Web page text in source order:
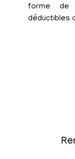
forme de
déductibles